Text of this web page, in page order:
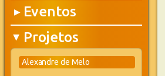
▶ Eventos
▶ Projetos
Alexandre de Melo